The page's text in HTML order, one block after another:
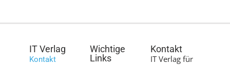
IT Verlag
Kontakt
Wichtige
Links
Kontakt
IT Verlag für